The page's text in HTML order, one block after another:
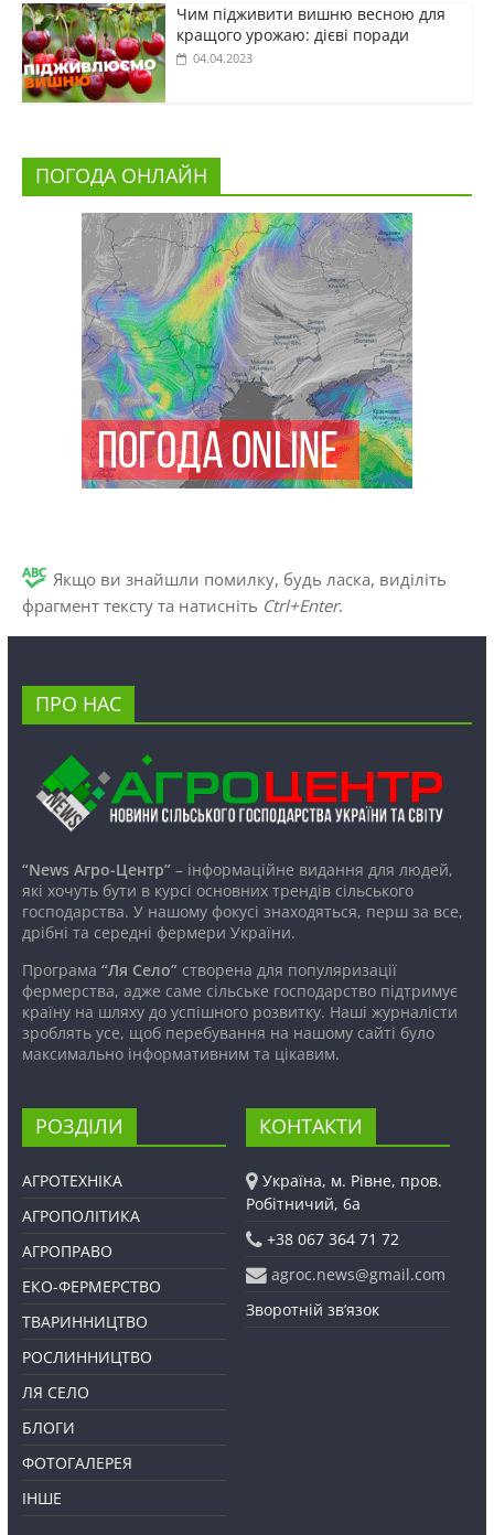
Чим підживити вишню весною для
кращого урожаю: дієві поради
04.04.2023
ПОГОДА ОНЛАЙН
Якщо ви знайшли помилку, будь ласка, виділіть
фрагмент тексту та натисніть Ctrl+Enter.
ПРО НАС
“News Агро-Центр”– інформаційне видання для людей,
які хочуть бути в курсі основних трендів сільського
господарства. У нашому фокусі знаходяться, перш за все,
дрібні та середні фермери України.
Програма “Ля Село”створена для популяризації
фермерства, адже саме сільське господарство підтримує
країну на шляху до успішного розвитку. Наші журналісти
зроблять усе, щоб перебування на нашому сайті було
максимально інформативним та цікавим.
РОЗДІЛИ
АГРОТЕХНІКА
АГРОПОЛІТИКА
АГРОПРАВО
ЕКО-ФЕРМЕРСТВО
ТВАРИННИЦТВО
РОСЛИННИЦТВО
ЛЯ СЕЛО
БЛОГИ
ФОТОГАЛЕРЕЯ
ІНШЕ
КОНТАКТИ
Україна, м. Рівне, пров.
Робітничий, 6а
+38 067 364 71 72
agroc.news@gmail.com
Зворотній зв’язок